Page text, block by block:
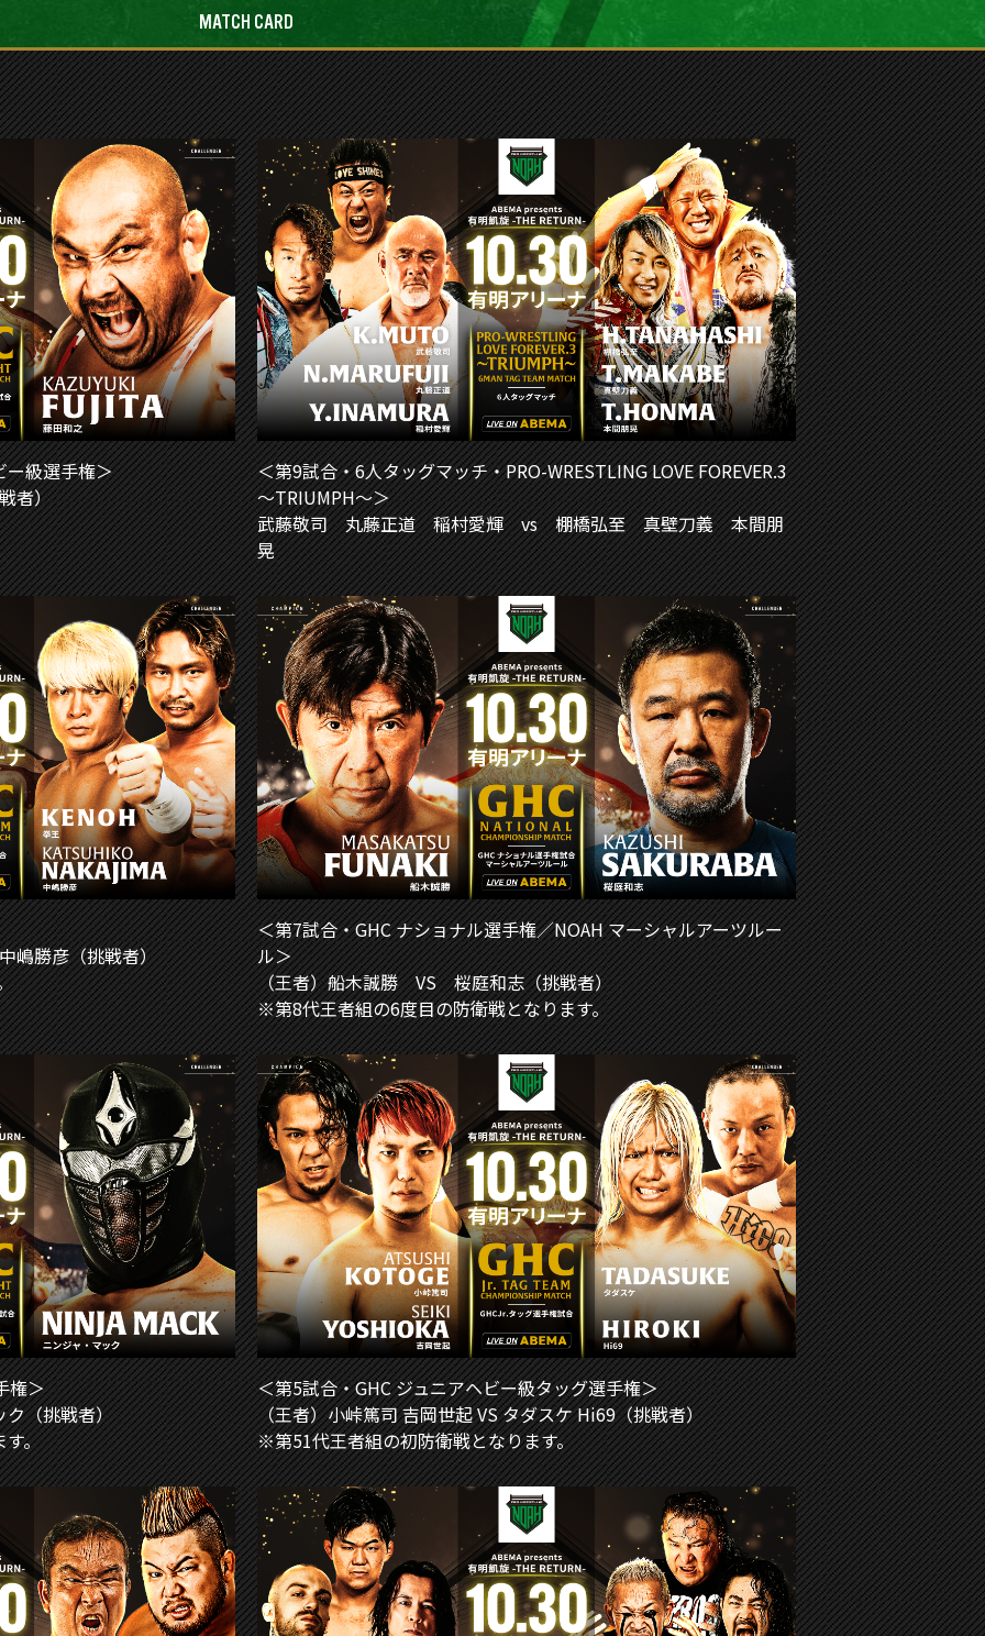
MATCH CARD
ー級選手権＞
者）
＜第9試合・6人タッグマッチ・PRO-WRESTLING LOVE FOREVER.3
～TRIUMPH～＞
武藤敬司 丸藤正道 稲村愛輝 vs 棚橋弘至 真壁刀義 本間朋
晃
勝彦（挑戦者）
＜第7試合・GHC ナショナル選手権／NOAH マーシャルアーツルー
ル＞
（王者）船木誠勝 VS 桜庭和志（挑戦者）
※第8代王者組の6度目の防衛戦となります。
権＞
（挑戦者）
。
＜第5試合・GHC ジュニアヘビー級タッグ選手権＞
（王者）小峠篤司 吉岡世起 VS タダスケ Hi69（挑戦者）
※第51代王者組の初防衛戦となります。